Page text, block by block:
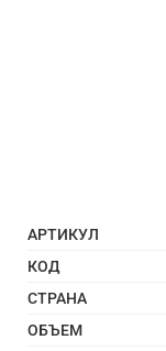
АРТИКУЛ
КОД
СТРАНА
ОБЪЕМ